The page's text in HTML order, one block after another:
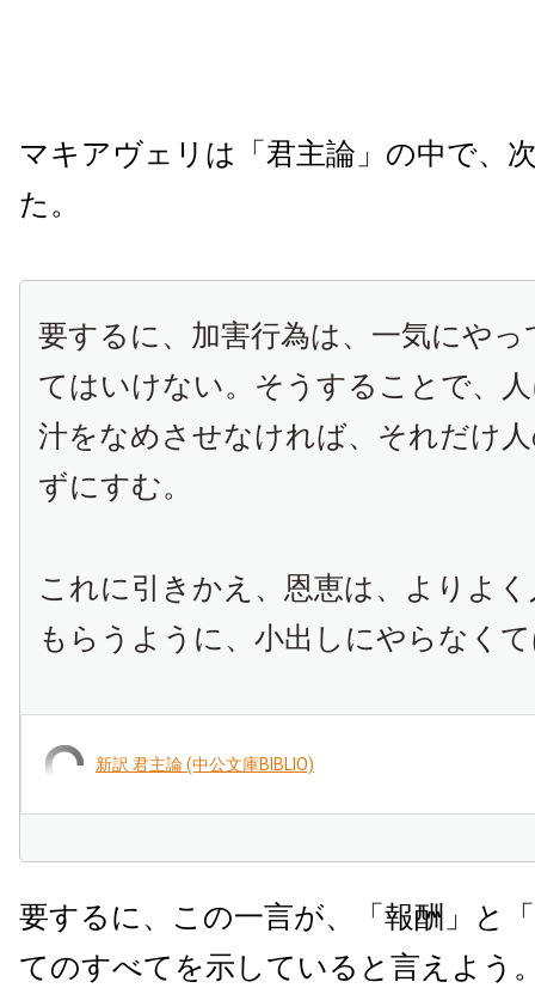
マキアヴェリは「君主論」の中で、
た。
要するに、加害行為は、一気にや
てはいけない。そうすることで、
汁をなめさせなければ、それだけ
ずにすむ。
これに引きかえ、恩恵は、よりよ
もらうように、小出しにやらなく
新訳 君主論 (中公文庫BIBLIO)
要するに、この一言が、「報酬」と
てのすべてを示していると言えよう